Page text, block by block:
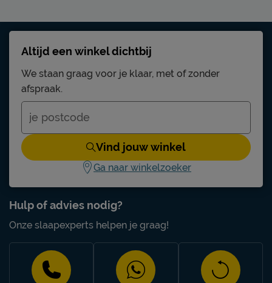
Hulp of advies nodig?
Onze slaapexperts helpen je graag!
Altijd een winkel dichtbij
We staan graag voor je klaar, met of zonder
afspraak.
Vind jouw winkel
Ga naar winkelzoeker